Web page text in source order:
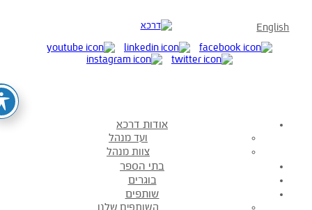
English
אודות דרכא
ועד מנהל
צוות מנהל
בתי הספר
בוגרים
שותפים
השותפים שלנו